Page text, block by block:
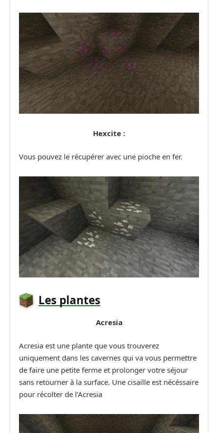
Hexcite :
Vous pouvez le récupérer avec une pioche en fer.
Les plantes
Acresia
Acresia est une plante que vous trouverez
uniquement dans les cavernes qui va vous permettre
de faire une petite ferme et prolonger votre séjour
sans retourner à la surface. Une cisaille est nécéssaire
pour récolter de l’Acresia